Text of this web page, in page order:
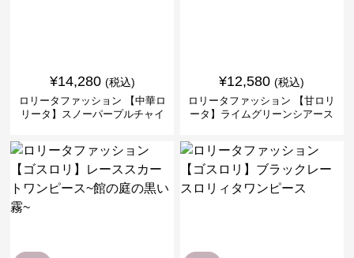
¥14,280 (税込)
ロリータファッション 【中華ロ
リータ】スノーパープルチャイ
¥12,580 (税込)
ロリータファッション 【甘ロリ
ータ】ライムグリーンシアース